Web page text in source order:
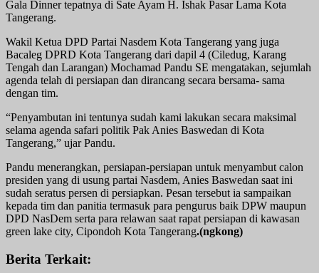
Gala Dinner tepatnya di Sate Ayam H. Ishak Pasar Lama Kota
Tangerang.
Wakil Ketua DPD Partai Nasdem Kota Tangerang yang juga
Bacaleg DPRD Kota Tangerang dari dapil 4 (Ciledug, Karang
Tengah dan Larangan) Mochamad Pandu SE mengatakan, sejumlah
agenda telah di persiapan dan dirancang secara bersama- sama
dengan tim.
“Penyambutan ini tentunya sudah kami lakukan secara maksimal
selama agenda safari politik Pak Anies Baswedan di Kota
Tangerang,” ujar Pandu.
Pandu menerangkan, persiapan-persiapan untuk menyambut calon
presiden yang di usung partai Nasdem, Anies Baswedan saat ini
sudah seratus persen di persiapkan. Pesan tersebut ia sampaikan
kepada tim dan panitia termasuk para pengurus baik DPW maupun
DPD NasDem serta para relawan saat rapat persiapan di kawasan
green lake city, Cipondoh Kota Tangerang.(ngkong)
Berita Terkait: